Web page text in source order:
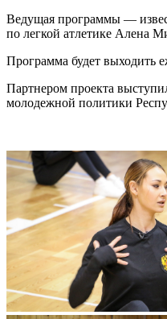
Ведущая программы —
по легкой атлетике Алена
Программа будет выходить
Партнером проекта
молодежной политики